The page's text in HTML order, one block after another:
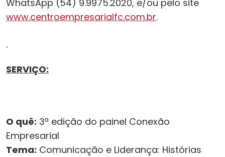
WhatsApp (54) 9.9975.2020, e/ou pelo site
www.centroempresarialfc.com.br.
SERVIÇO:
O quê: 3ª edição do painel Conexão
Empresarial
Tema: Comunicação e Liderança: Histórias